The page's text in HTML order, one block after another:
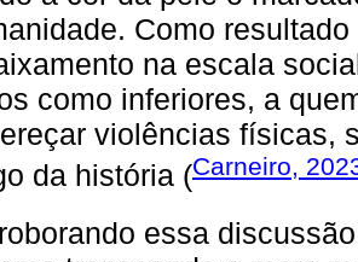
Como
na escala
como inferiores, a
violências físicas,
da história (Carneiro,
essa